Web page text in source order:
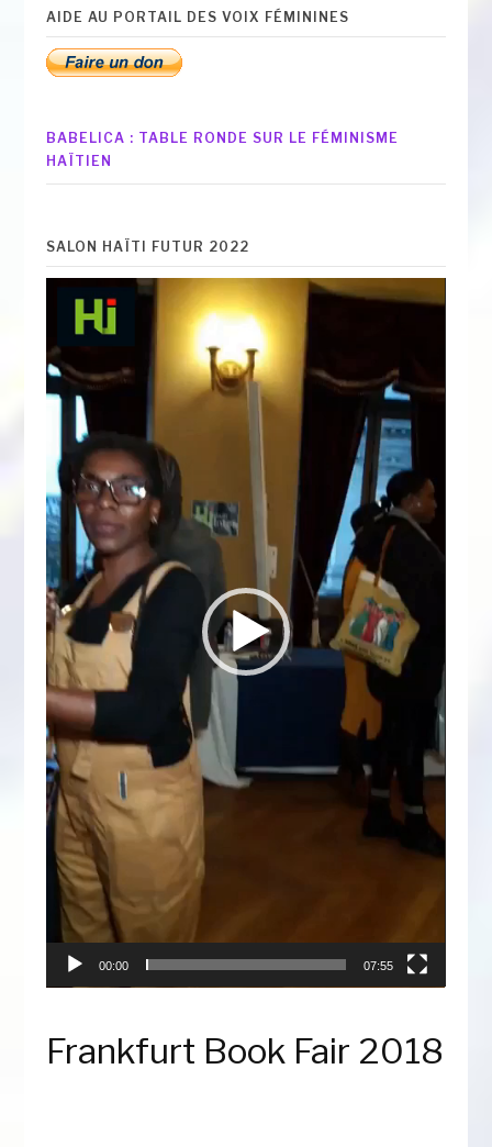
AIDE AU PORTAIL DES VOIX FÉMININES
BABELICA : TABLE RONDE SUR LE FÉMINISME
HAÏTIEN
SALON HAÏTI FUTUR 2022
00:00 07:55
Frankfurt Book Fair 2018